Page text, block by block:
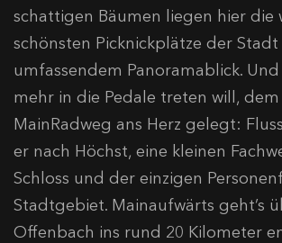
schattigen Bäumen liegen hier die
schönsten Picknickplätze der
umfassendem Panoramablick.
mehr in die Pedale treten will,
MainRadweg ans Herz gelegt:
er nach Höchst, eine kleinen
Schloss und der einzigen
Stadtgebiet. Mainaufwärts geht’s
Offenbach ins rund 20 Kilometer